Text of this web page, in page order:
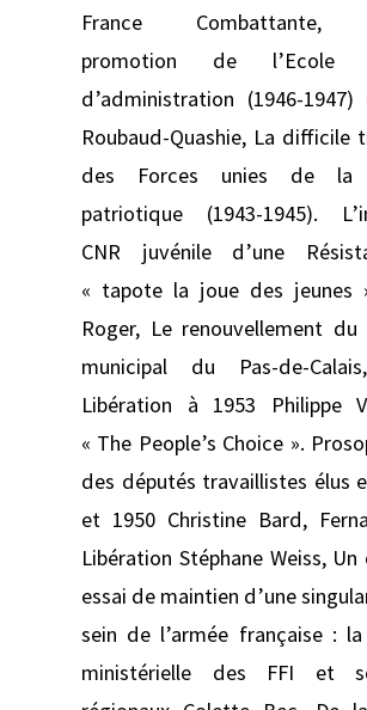
France Combattante,
promotion de l’Ecole
d’administration (1946-1947)
Roubaud-Quashie, La difficile
des Forces unies de la
patriotique (1943-1945).
CNR juvénile d’une
« tapote la joue des jeunes
Roger, Le renouvellement du
municipal du Pas-de-
Libération à 1953 Philippe
« The People’s Choice ».
des députés travaillistes élus
et 1950 Christine Bard,
Libération Stéphane Weiss, Un
essai de maintien d’une
sein de l’armée française :
ministérielle des FFI et